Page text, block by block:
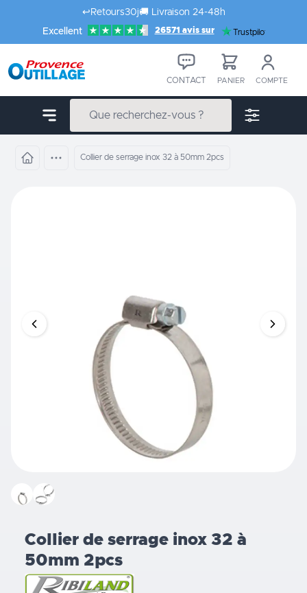
Aller au contenu
↩️ Retours30j🚚 Livraison 24-48h
Excellent
26571 avis sur Trustpilot
CONTACT PANIER COMPTE
Collier de serrage inox 32 à 50mm 2pcs
Collier de serrage inox 32 à
50mm 2pcs